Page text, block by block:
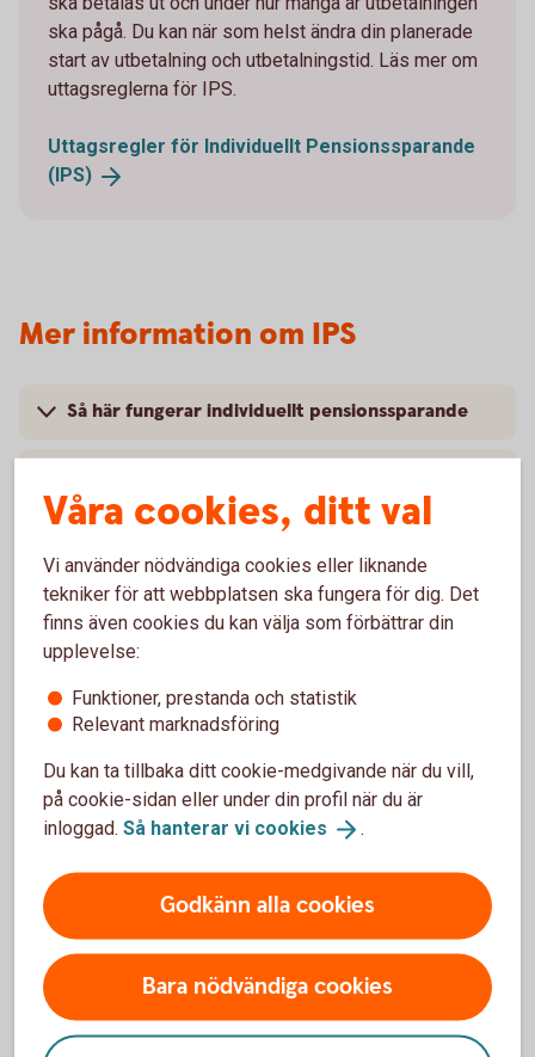
ska pågå. Du kan när som helst ändra din planerade
start av utbetalning och utbetalningstid. Läs mer om
uttagsreglerna för IPS.
Uttagsregler för Individuellt Pensionssparande
(IPS)
Mer information om IPS
Så här fungerar individuellt pensionssparande
Villkor och mer information
Vanliga frågor och svar
Hur sparar jag?
När kan sparandet utbetalas?
Vad händer om jag avlider?
Våra cookies, ditt val
Vi använder nödvändiga cookies eller liknande
tekniker för att webbplatsen ska fungera för dig. Det
finns även cookies du kan välja som förbättrar din
upplevelse:
Funktioner, prestanda och statistik
Relevant marknadsföring
Du kan ta tillbaka ditt cookie-medgivande när du vill,
på cookie-sidan eller under din profil när du är
inloggad. Så hanterar vi cookies .
Godkänn alla cookies
Bara nödvändiga cookies